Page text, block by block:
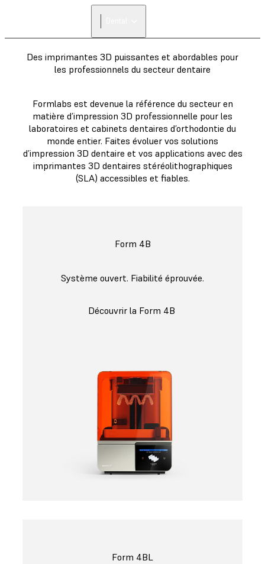
Des imprimantes 3D puissantes et abordables pour
les professionnels du secteur dentaire
Formlabs est devenue la référence du secteur en
matière d’impression 3D professionnelle pour les
laboratoires et cabinets dentaires d’orthodontie du
monde entier. Faites évoluer vos solutions
d’impression 3D dentaire et vos applications avec des
imprimantes 3D dentaires stéréolithographiques
(SLA) accessibles et fiables.
Form 4B
Système ouvert. Fiabilité éprouvée.
Découvrir la Form 4B
Form 4BL